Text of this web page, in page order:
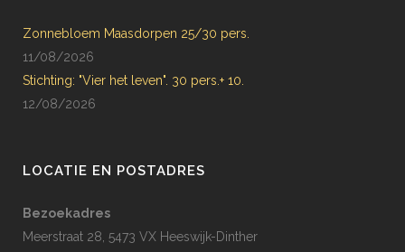
Zonnebloem Maasdorpen 25/30 pers.
11/08/2026
Stichting: "Vier het leven". 30 pers.+ 10.
12/08/2026
LOCATIE EN POSTADRES
Bezoekadres
Meerstraat 28, 5473 VX Heeswijk-Dinther